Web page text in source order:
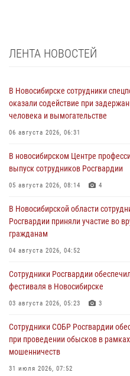
ЛЕНТА НОВОСТЕЙ
В Новосибирске сотрудники
оказали содействие при
человека и вымогательстве
06 августа 2026, 06:31
В новосибирском Центре
выпуск сотрудников Росгвардии
05 августа 2026, 08:14 4
В Новосибирской области
Росгвардии приняли участие во
гражданам
04 августа 2026, 04:52
Сотрудники Росгвардии
фестиваля в Новосибирске
03 августа 2026, 05:23 3
Сотрудники СОБР Росгвардии
при проведении обысков в
мошенничеств
31 июля 2026, 07:52